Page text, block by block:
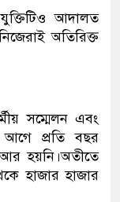
যুক্তিটিও আদালত
অতিরিক্ত
সম্মেলন এবং
আগে প্রতি বছর
আর হয়নি।অতীতে
হাজার হাজার